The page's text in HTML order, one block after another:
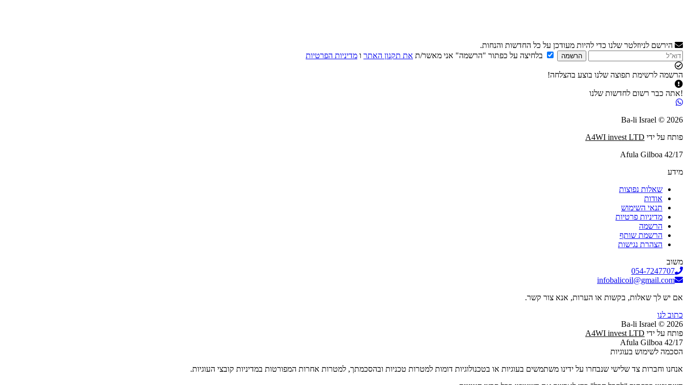
הירשם לניוזלטר שלנו כדי להיות מעודכן על כל החדשות והנחות.
הרשמה בלחיצה על כפתור "הרשמה" אני מאשר/ת את תקנון האתר ו מדיניות הפרטיות
הרשמה לרשימת תפוצה שלנו בוצע בהצלחה!
!אתה כבר רשום לחדשות שלנו
2026 © Ba-li Israel
פותח על ידי A4WI invest LTD
Afula Gilboa 42/17
מידע
שאלות נפוצות
אודות
תנאי השימוש
מדיניות פרטיות
הרשמה
הרשמת שותף
הצהרת נגישות
משוב
054-7247707
infobalicoil@gmail.com
אם יש לך שאלות, בקשות או הערות, אנא צור קשר.
כתוב לנו
2026 © Ba-li Israel
פותח על ידי A4WI invest LTD
Afula Gilboa 42/17
הסכמה לשימוש בעוגיות
אנחנו וחברות צד שלישי שנבחרו על ידינו משתמשים בעוגיות או בטכנולוגיות דומות למטרות טכניות ובהסכמתך, למטרות אחרות המפורטות במדיניות קובצי העוגיות.